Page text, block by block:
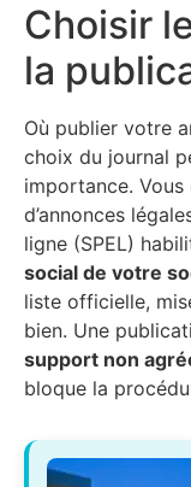
Choisir
la
Où publier votre
choix du journal
importance.
d’annonces
ligne (SPEL)
social de votre
liste officielle,
bien. Une
support non
bloque la